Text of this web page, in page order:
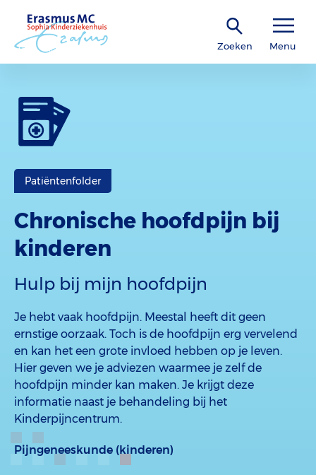
Zoeken Menu
Patiëntenfolder
Chronische hoofdpijn bij
kinderen
Hulp bij mijn hoofdpijn
Je hebt vaak hoofdpijn. Meestal heeft dit geen
ernstige oorzaak. Toch is de hoofdpijn erg vervelend
en kan het een grote invloed hebben op je leven.
Hier geven we je adviezen waarmee je zelf de
hoofdpijn minder kan maken. Je krijgt deze
informatie naast je behandeling bij het
Kinderpijncentrum.
Pijngeneeskunde (kinderen)